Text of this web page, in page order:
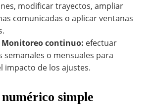
modificar trayectos, ampliar
comunicadas o aplicar ventanas
Monitoreo continuo: efectuar
semanales o mensuales para
impacto de los ajustes.
simple